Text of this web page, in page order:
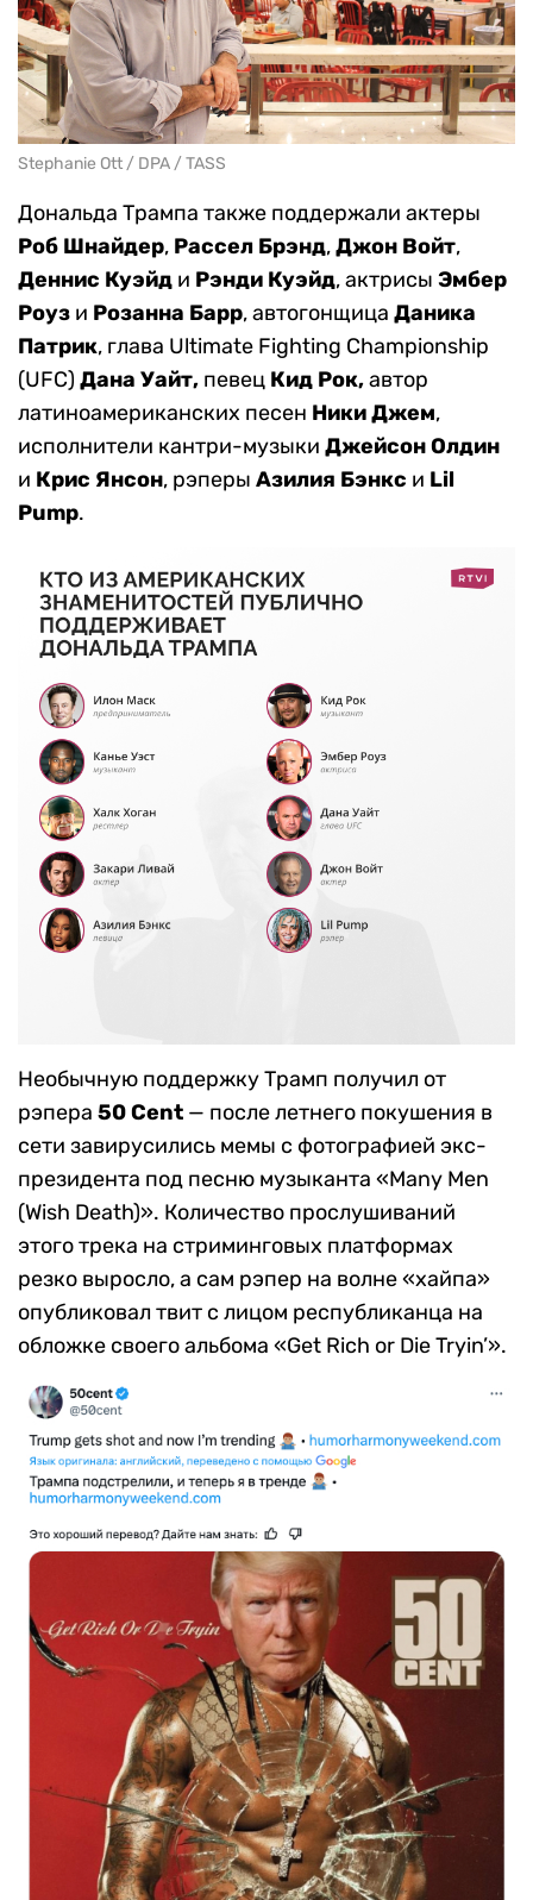
Stephanie Ott / DPA / TASS
Дональда Трампа также поддержали актеры
Роб Шнайдер, Рассел Брэнд,Джон Войт,
Деннис Куэйд и Рэнди Куэйд, актрисы Эмбер
Роуз и Розанна Барр, автогонщица Даника
Патрик, глава Ultimate Fighting Championship
(UFC) Дана Уайт, певец Кид Рок,автор
латиноамериканских песен Ники Джем,
исполнители кантри-музыки Джейсон Олдин
и Крис Янсон, рэперы Азилия Бэнкс и Lil
Pump.
Необычную поддержку Трамп получил от
рэпера 50 Cent — после летнего покушения в
сети завирусились мемы с фотографией экс-
президента под песню музыканта «Many Men
(Wish Death)». Количество прослушиваний
этого трека на стриминговых платформах
резко выросло, а сам рэпер на волне «хайпа»
опубликовал твит с лицом республиканца на
обложке своего альбома «Get Rich or Die Tryin’».